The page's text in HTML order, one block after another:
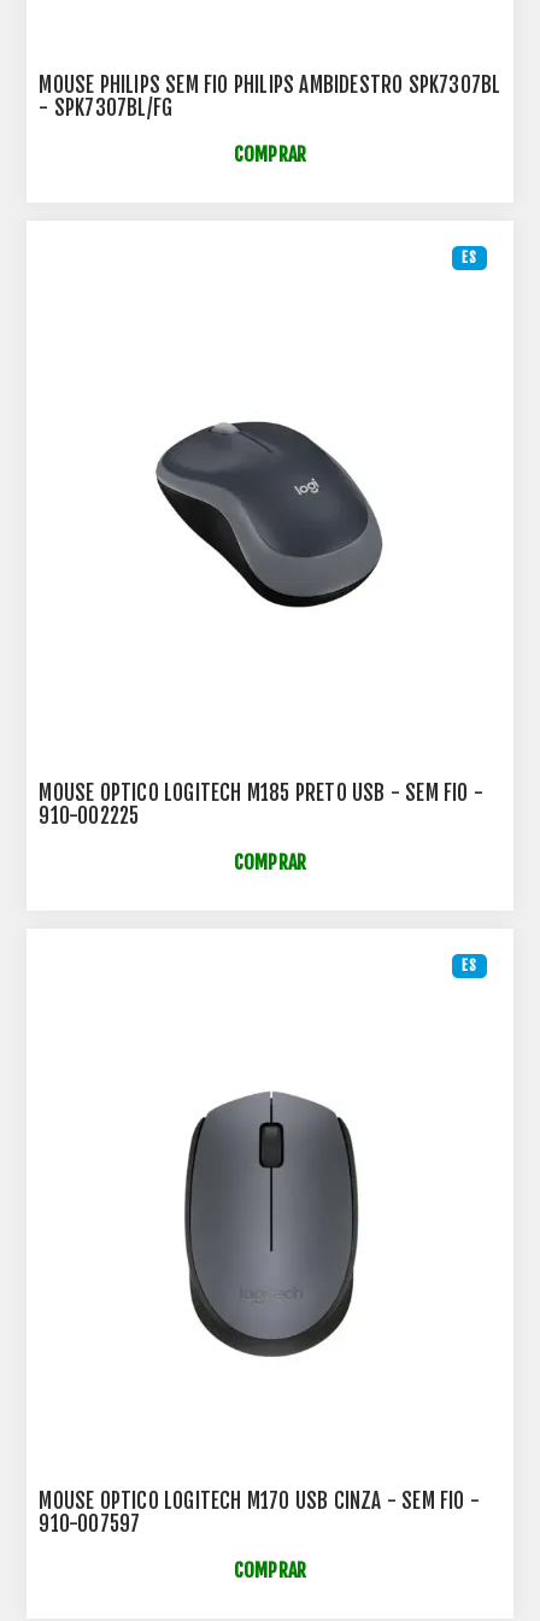
MOUSE PHILIPS SEM FIO PHILIPS AMBIDESTRO SPK7307BL
- SPK7307BL/FG
COMPRAR
ES
MOUSE OPTICO LOGITECH M185 PRETO USB - SEM FIO -
910-002225
COMPRAR
ES
MOUSE OPTICO LOGITECH M170 USB CINZA - SEM FIO -
910-007597
COMPRAR